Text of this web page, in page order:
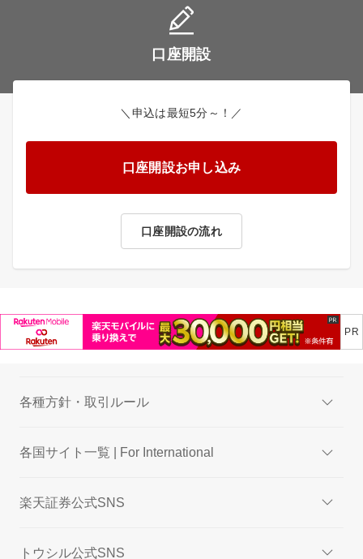
口座開設
＼申込は最短5分～！／
口座開設お申し込み
口座開設の流れ
各種方針・取引ルール
各国サイト一覧 | For International
楽天証券公式SNS
トウシル公式SNS